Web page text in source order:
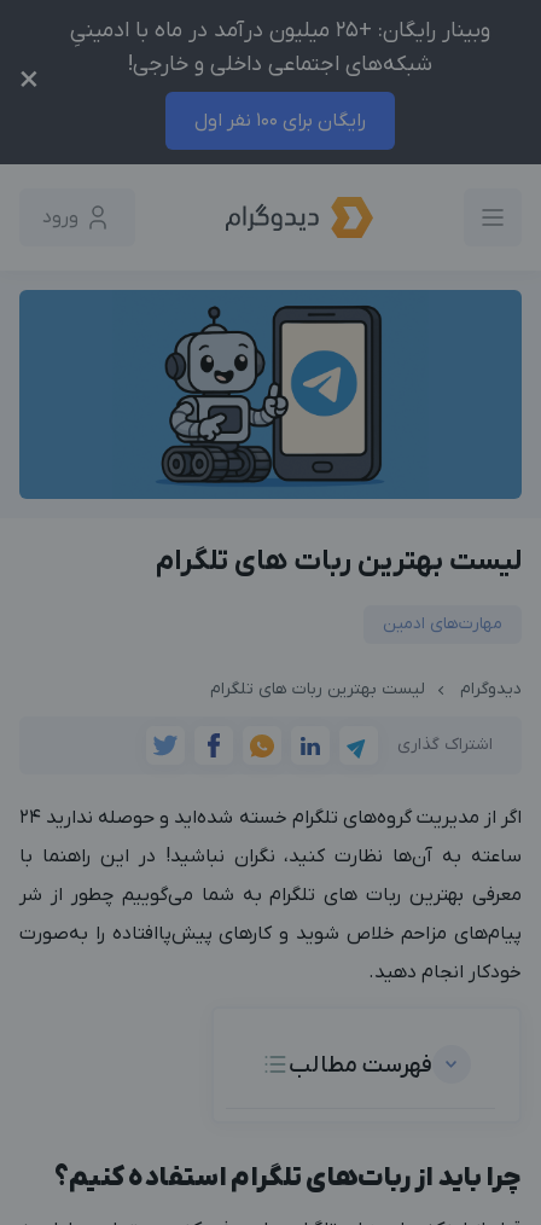
وبینار رایگان: +25 میلیون درآمد در ماه با ادمینیِ
شبکه‌های اجتماعی داخلی و خارجی!
رایگان برای 100 نفر اول
×
ورود
لیست بهترین ربات های تلگرام
مهارت‌های ادمین
دیدوگرام لیست بهترین ربات های تلگرام
اشتراک گذاری
اگر از مدیریت گروه‌های تلگرام خسته شده‌اید و حوصله ندارید 24
ساعته به آن‌ها نظارت کنید، نگران نباشید! در این راهنما با
معرفی بهترین ربات های تلگرام به شما می‌گوییم چطور از شر
پیام‌های مزاحم خلاص شوید و کارهای پیش‌پاافتاده را به‌صورت
خودکار انجام دهید.
فهرست مطالب
چرا باید از ربات‌های تلگرام استفاده کنیم؟